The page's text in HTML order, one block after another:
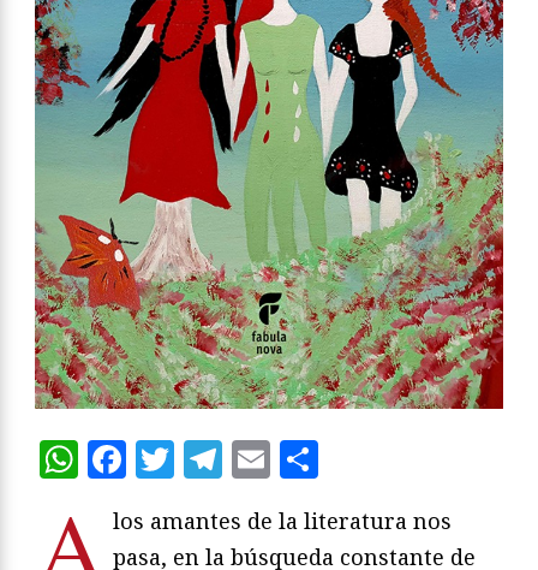
WhatsApp
Facebook
Twitter
Telegram
Email
A los amantes de la literatura nos
pasa, en la búsqueda constante de